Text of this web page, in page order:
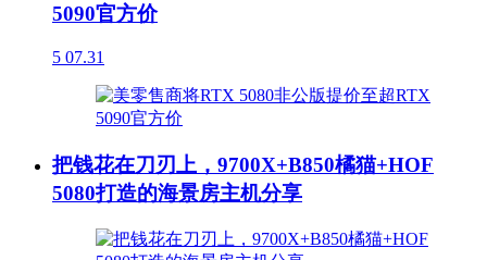
5090官方价
5 07.31
把钱花在刀刃上，9700X+B850橘猫+HOF
5080打造的海景房主机分享